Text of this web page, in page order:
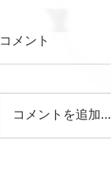
コメント
コメントを追加…